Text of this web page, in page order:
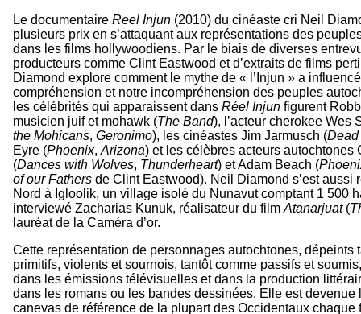
Le documentaire Reel Injun (2010) du cinéaste cri Neil
plusieurs prix en s’attaquant aux représentations des
dans les films hollywoodiens. Par le biais de diverses
producteurs comme Clint Eastwood et d’extraits de films
Diamond explore comment le mythe de « l’Injun » a
compréhension et notre incompréhension des peuples
les célébrités qui apparaissent dans Réel Injun figurent
musicien juif et mohawk (The Band), l’acteur cherokee Wes
the Mohicans, Geronimo), les cinéastes Jim Jarmusch (Dead
Eyre (Phoenix, Arizona) et les célèbres acteurs autochtones
(Dances with Wolves, Thunderheart) et Adam Beach (
of our Fathers de Clint Eastwood). Neil Diamond s’est aussi
Nord à Igloolik, un village isolé du Nunavut comptant 1 500
interviewé Zacharias Kunuk, réalisateur du film Atanarjuat(
lauréat de la Caméra d’or.
Cette représentation de personnages autochtones, dépeints
primitifs, violents et sournois, tantôt comme passifs et
dans les émissions télévisuelles et dans la production
dans les romans ou les bandes dessinées. Elle est devenue
canevas de référence de la plupart des Occidentaux chaque